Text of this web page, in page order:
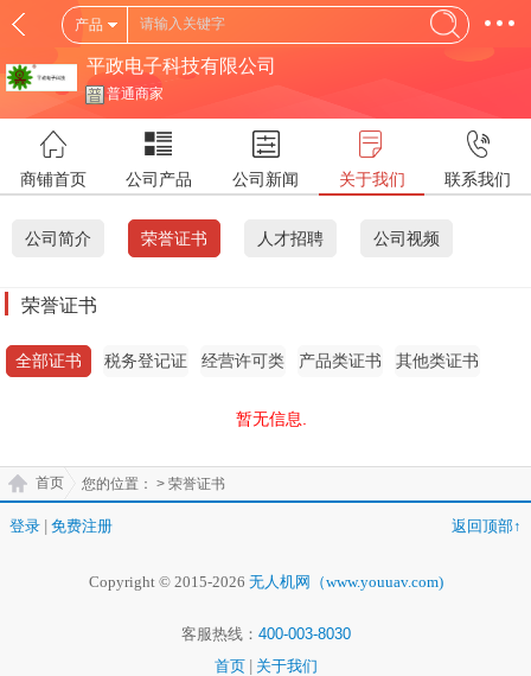
产品
平政电子科技有限公司
普通商家
商铺首页 公司产品 公司新闻 关于我们 联系我们
公司简介 荣誉证书 人才招聘 公司视频
荣誉证书
全部证书 税务登记证
经营许可类
产品类证书 其他类证书
暂无信息.
您的位置：
首页 > 荣誉证书
登录 免费注册 返回顶部↑
Copyright © 2015-2026 无人机网（www.youuav.com)
客服热线： 400-003-8030
首页
关于我们